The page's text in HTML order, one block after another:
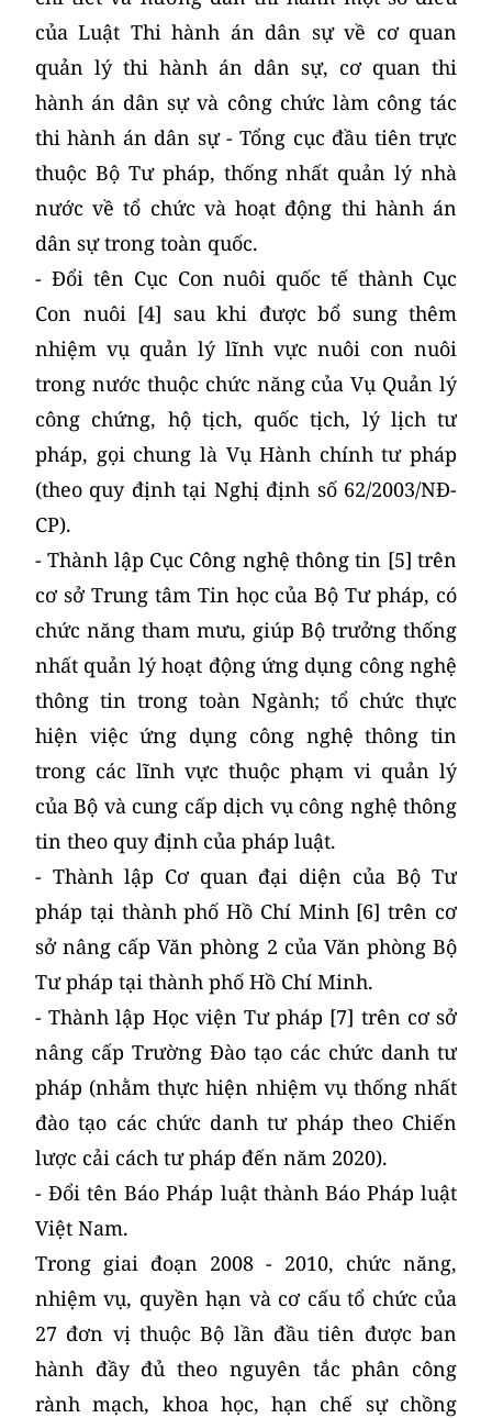
của Luật Thi hành án dân sự về cơ quan
quản lý thi hành án dân sự, cơ quan thi
hành án dân sự và công chức làm công tác
thi hành án dân sự - Tổng cục đầu tiên trực
thuộc Bộ Tư pháp, thống nhất quản lý nhà
nước về tổ chức và hoạt động thi hành án
dân sự trong toàn quốc.
- Đổi tên Cục Con nuôi quốc tế thành Cục
Con nuôi [4] sau khi được bổ sung thêm
nhiệm vụ quản lý lĩnh vực nuôi con nuôi
trong nước thuộc chức năng của Vụ Quản lý
công chứng, hộ tịch, quốc tịch, lý lịch tư
pháp, gọi chung là Vụ Hành chính tư pháp
(theo quy định tại Nghị định số 62/2003/NĐ-
CP).
- Thành lập Cục Công nghệ thông tin [5] trên
cơ sở Trung tâm Tin học của Bộ Tư pháp, có
chức năng tham mưu, giúp Bộ trưởng thống
nhất quản lý hoạt động ứng dụng công nghệ
thông tin trong toàn Ngành; tổ chức thực
hiện việc ứng dụng công nghệ thông tin
trong các lĩnh vực thuộc phạm vi quản lý
của Bộ và cung cấp dịch vụ công nghệ thông
tin theo quy định của pháp luật.
- Thành lập Cơ quan đại diện của Bộ Tư
pháp tại thành phố Hồ Chí Minh [6] trên cơ
sở nâng cấp Văn phòng 2 của Văn phòng Bộ
Tư pháp tại thành phố Hồ Chí Minh.
- Thành lập Học viện Tư pháp [7] trên cơ sở
nâng cấp Trường Đào tạo các chức danh tư
pháp (nhằm thực hiện nhiệm vụ thống nhất
đào tạo các chức danh tư pháp theo Chiến
lược cải cách tư pháp đến năm 2020).
- Đổi tên Báo Pháp luật thành Báo Pháp luật
Việt Nam.
Trong giai đoạn 2008 - 2010, chức năng,
nhiệm vụ, quyền hạn và cơ cấu tổ chức của
27 đơn vị thuộc Bộ lần đầu tiên được ban
hành đầy đủ theo nguyên tắc phân công
rành mạch, khoa học, hạn chế sự chồng